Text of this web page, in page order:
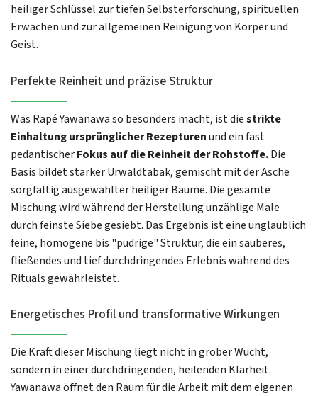
heiliger Schlüssel zur tiefen Selbsterforschung, spirituellen
Erwachen und zur allgemeinen Reinigung von Körper und
Geist.
Perfekte Reinheit und präzise Struktur
Was Rapé Yawanawa so besonders macht, ist diestrikte
Einhaltung ursprünglicher Rezepturenund ein fast
pedantischerFokus auf die Reinheit der Rohstoffe.Die
Basis bildet starker Urwaldtabak, gemischt mit der Asche
sorgfältig ausgewählter heiliger Bäume. Die gesamte
Mischung wird während der Herstellung unzählige Male
durch feinste Siebe gesiebt. Das Ergebnis ist eine unglaublich
feine, homogene bis "pudrige" Struktur, die ein sauberes,
fließendes und tief durchdringendes Erlebnis während des
Rituals gewährleistet.
Energetisches Profil und transformative Wirkungen
Die Kraft dieser Mischung liegt nicht in grober Wucht,
sondern in einer durchdringenden, heilenden Klarheit.
Yawanawa öffnet den Raum für die Arbeit mit dem eigenen